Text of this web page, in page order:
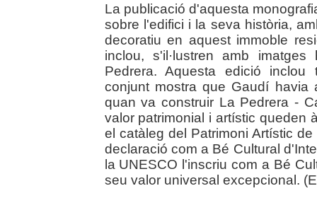
La publicació d'aquesta
sobre l'edifici i la seva història,
decoratiu en aquest immoble
inclou, s'il·lustren amb
Pedrera. Aquesta edició inclou
conjunt mostra que Gaudí havia
quan va construir La Pedrera -
valor patrimonial i artístic queden
el catàleg del Patrimoni Artístic
declaració com a Bé Cultural
la UNESCO l'inscriu com a Bé
seu valor universal excepcional.